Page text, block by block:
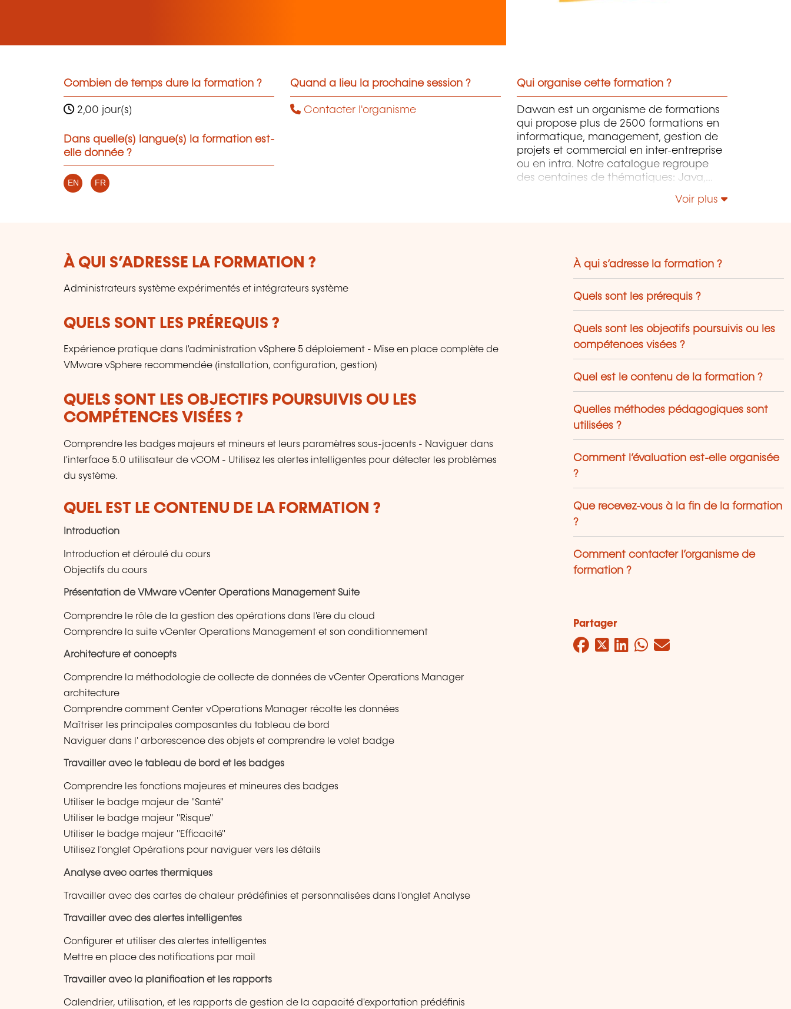
Combien de temps dure la formation ?
2,00 jour(s)
Dans quelle(s) langue(s) la formation est-
elle donnée ?
EN FR
Quand a lieu la prochaine session ?
Contacter l'organisme
Qui organise cette formation ?
Dawan est un organisme de formations
qui propose plus de 2500 formations en
informatique, management, gestion de
projets et commercial en inter-entreprise
ou en intra. Notre catalogue regroupe
des centaines de thématiques: Java,
Windows Server, Vmware, Autocad,
Voir plus
À QUI S’ADRESSE LA FORMATION ?
Administrateurs système expérimentés et intégrateurs système
QUELS SONT LES PRÉREQUIS ?
Expérience pratique dans l'administration vSphere 5 déploiement - Mise en place complète de
VMware vSphere recommendée (installation, configuration, gestion)
QUELS SONT LES OBJECTIFS POURSUIVIS OU LES
COMPÉTENCES VISÉES ?
Comprendre les badges majeurs et mineurs et leurs paramètres sous-jacents - Naviguer dans
l'interface 5.0 utilisateur de vCOM - Utilisez les alertes intelligentes pour détecter les problèmes
du système.
QUEL EST LE CONTENU DE LA FORMATION ?
Introduction
Introduction et déroulé du cours
Objectifs du cours
Présentation de VMware vCenter Operations Management Suite
Comprendre le rôle de la gestion des opérations dans l'ère du cloud
Comprendre la suite vCenter Operations Management et son conditionnement
Architecture et concepts
Comprendre la méthodologie de collecte de données de vCenter Operations Manager
architecture
Comprendre comment Center vOperations Manager récolte les données
Maîtriser les principales composantes du tableau de bord
Naviguer dans l' arborescence des objets et comprendre le volet badge
Travailler avec le tableau de bord et les badges
Comprendre les fonctions majeures et mineures des badges
Utiliser le badge majeur de "Santé"
Utiliser le badge majeur "Risque"
Utiliser le badge majeur "Efficacité"
Utilisez l'onglet Opérations pour naviguer vers les détails
Analyse avec cartes thermiques
Travailler avec des cartes de chaleur prédéfinies et personnalisées dans l'onglet Analyse
Travailler avec des alertes intelligentes
Configurer et utiliser des alertes intelligentes
Mettre en place des notifications par mail
Travailler avec la planification et les rapports
Calendrier, utilisation, et les rapports de gestion de la capacité d'exportation prédéfinis
À qui s’adresse la formation ?
Quels sont les prérequis ?
Quels sont les objectifs poursuivis ou les
compétences visées ?
Quel est le contenu de la formation ?
Quelles méthodes pédagogiques sont
utilisées ?
Comment l’évaluation est-elle organisée
?
Que recevez-vous à la fin de la formation
?
Comment contacter l’organisme de
formation ?
Partager
Facebook
Twitter
LinkedIn
WhatsApp
Mail